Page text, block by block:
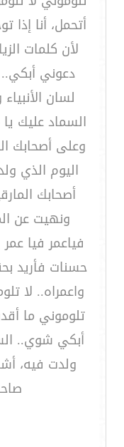
أتحمل، أنا إذا
لأن كلمات
دعوني أبكي..
لسان
السماد عليك
وعلى أصحابك
اليوم الذي
أصحابك
ونهيت عن
فياعمر فيا
حسنات فأريد
واعمراه.. لا
تلوموني ما
أبكي شوي..
ولدت فيه،